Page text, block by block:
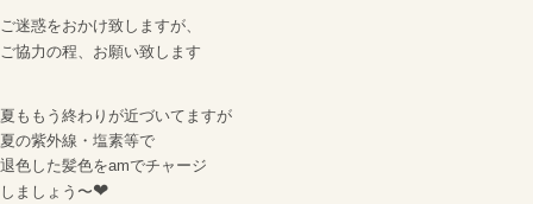
ご迷惑をおかけ致しますが、
ご協力の程、お願い致します
夏ももう終わりが近づいてますが
夏の紫外線・塩素等で
退色した髪色をamでチャージ
しましょう〜❤